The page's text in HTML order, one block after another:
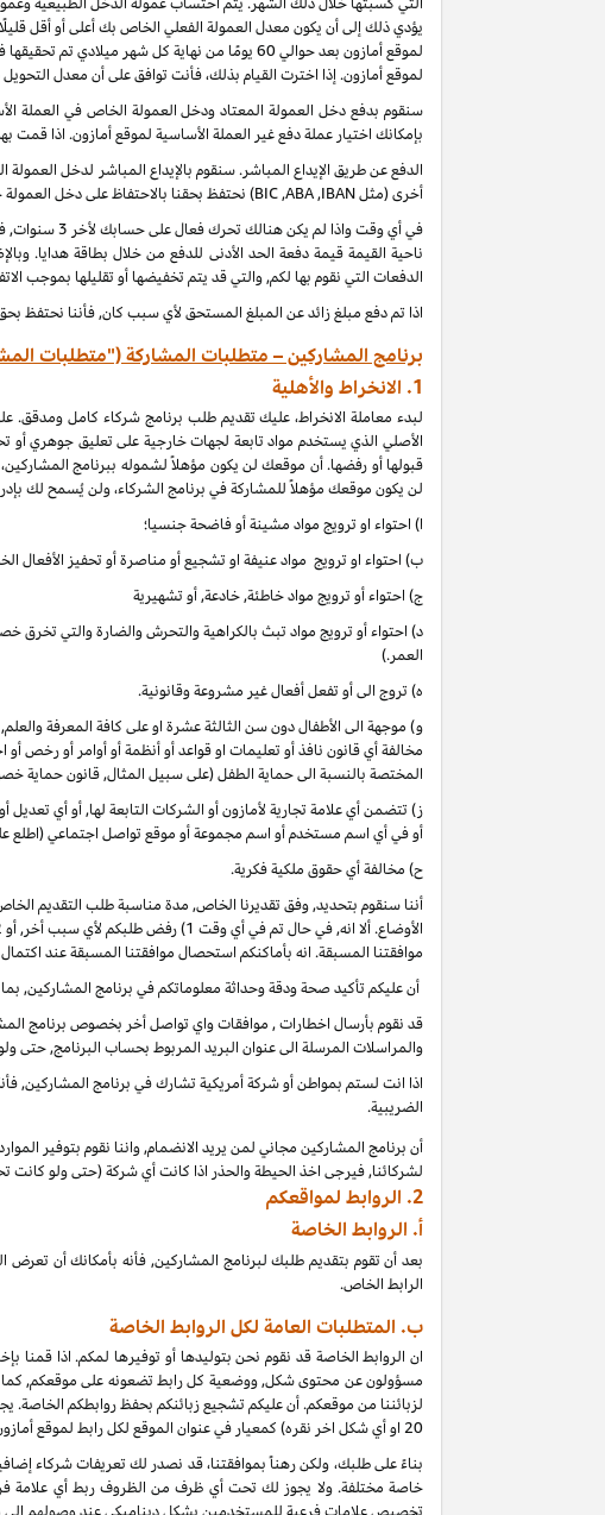
يؤدي ذلك إلى أن يكون معدل العمولة الفعلي الخاص بك أعلى أو أقل
لموقع أمازون بعد حوالي 60 يومًا من نهاية كل
لموقع أمازون. إذا اخترت القيام بذلك، فأنت توافق على أن معدل
بإمكانك اختيار عملة دفع غير العملة الأساسية لموقع أمازون. اذا
الدفع عن طريق الإيداع المباشر. سنقوم بالإيداع المباشر لدخل
أخرى (مثلIBAN
,
ABA
,
BIC) نحتفظ بحقنا بالاحتفاظ على دخل
ناحية القيمة قيمة دفعة الحد الأدنى للدفع من خلال بطاقة هدايا.
الدفعات التي نقوم بها لكم, والتي قد يتم تخفيضها أو تقليلها بموجب
اذا تم دفع مبلغ زائد عن المبلغ المستحق لأي سبب كان, فأننا نحتفظ
برنامج المشاركين – متطلبات المشاركة ("متطلبات
1. الانخراط والأهلية
لبدء معاملة الانخراط، عليك تقديم طلب برنامج شركاء كامل
الأصلي الذي يستخدم مواد تابعة لجهات خارجية على تعليق جوهري
قبولها أو رفضها. أن موقعك لن يكون مؤهلاً لشموله ببرنامج
لن يكون موقعك مؤهلاً للمشاركة في برنامج الشركاء، ولن يُسمح لك
ا) احتواء او ترويج مواد مشينة أو فاضحة جنسيا؛
ب) احتواء او ترويج مواد عنيفة او تشجيع أو مناصرة أو تحفيز الأفعال
ج) احتواء أو ترويج مواد خاطئة, خادعة, أو تشهيرية
د) احتواء أو ترويج مواد تبث بالكراهية والتحرش والضارة والتي تخرق
العمر.)
ه) تروج الى أو تفعل أفعال غير مشروعة وقانونية.
و) موجهة الى الأطفال دون سن الثالثة عشرة او على كافة المعرفة
مخالفة أي قانون نافذ أو تعليمات او قواعد أو أنظمة أو أوامر أو رخص
المختصة بالنسبة الى حماية الطفل (على سبيل المثال, قانون حماية
ز) تتضمن أي علامة تجارية لأمازون أو الشركات التابعة لها, أو أي
أو في أي اسم مستخدم أو اسم مجموعة أو موقع تواصل اجتماعي (اطلع
ح) مخالفة أي حقوق ملكية فكرية.
أننا سنقوم بتحديد, وفق تقديرنا الخاص, مدة مناسبة طلب التقديم
موافقتنا المسبقة. انه بأماكنكم استحصال موافقتنا المسبقة عند
أن عليكم تأكيد صحة ودقة وحداثة معلوماتكم في برنامج المشاركين,
قد نقوم بأرسال اخطارات , موافقات واي تواصل أخر بخصوص برنامج
والمراسلات المرسلة الى عنوان البريد المربوط بحساب البرنامج, حتى
اذا انت لستم بمواطن أو شركة أمريكية تشارك في برنامج المشاركين,
الضريبية.
أن برنامج المشاركين مجاني لمن يريد الانضمام, واننا نقوم بتوفير
لشركائنا, فيرجى اخذ الحيطة والحذر اذا كانت أي شركة (حتى ولو
2. الروابط لمواقعكم
أ. الروابط الخاصة
بعد أن تقوم بتقديم طلبك لبرنامج المشاركين, فأنه بأمكانك أن
الرابط الخاص.
ب. المتطلبات العامة لكل الروابط الخاصة
ان الروابط الخاصة قد نقوم نحن بتوليدها أو توفيرها لمكم. اذا قمنا
مسؤولون عن محتوى شكل, ووضعية كل رابط تضعونه على موقعكم, كما
لزبائننا من موقعكم. أن عليكم تشجيع زبائنكم بحفظ روابطكم
20او أي شكل اخر نقره) كمعيار في عنوان الموقع لكل رابط لموقع
خاصة مختلفة. ولا يجوز لك تحت أي ظرف من الظروف ربط أي علامة